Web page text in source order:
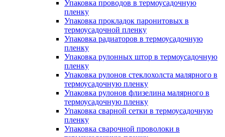
Упаковка проводов в термоусадочную
пленку
Упаковка прокладок паронитовых в
термоусадочной пленку
Упаковка радиаторов в термоусадочную
пленку
Упаковка рулонных штор в термоусадочную
пленку
Упаковка рулонов стеклохолста малярного в
термоусадочную пленку
Упаковка рулонов флизелина малярного в
термоусадочную пленку
Упаковка сварной сетки в термоусадочную
пленку
Упаковка сварочной проволоки в